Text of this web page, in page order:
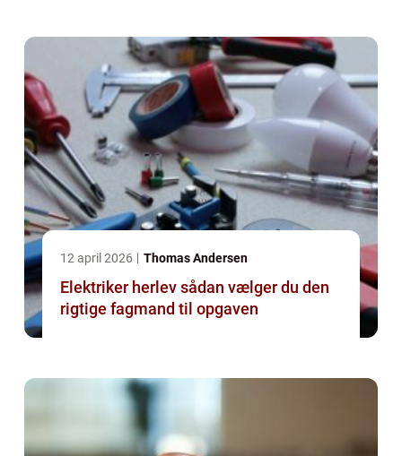
12 april 2026 Thomas Andersen
Elektriker herlev sådan vælger du den
rigtige fagmand til opgaven